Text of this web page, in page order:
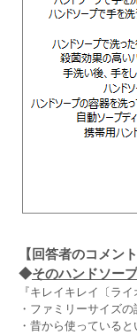
【回答者のコメント
◆そのハンドソー
『キレイキレイ〔ライ
・ファミリーサイズ
・昔から使っている